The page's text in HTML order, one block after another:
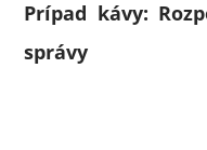
Prípad kávy:
správy